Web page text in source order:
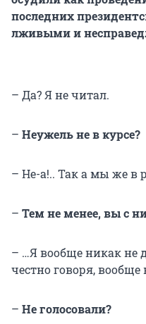
последних
лживыми и
– Да? Я не читал.
– Неужель не в курсе?
– Не-а!.. Так а мы же в
– Тем не менее, вы с
– …Я вообще никак не
честно говоря, вообще
– Не голосовали?